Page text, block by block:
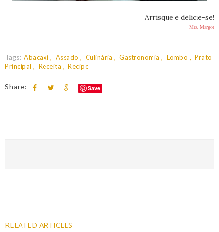
Arrisque e delicie-se!
Mrs. Margot
Tags: Abacaxi Assado Culinária Gastronomia Lombo
Prato
Principal
Receita Recipe
Share: Save
RELATED ARTICLES